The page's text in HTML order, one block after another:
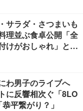
サラダ・さつまいも
理並ぶ食卓公開「全
けがおしゃれ」と絶
わ男子のライブへ
に反響相次ぐ「8LO
平繋がり？」